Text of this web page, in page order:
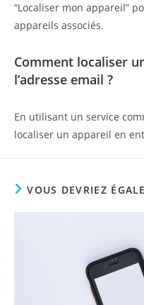
“Localiser mon appareil”
appareils associés.
Comment localiser
l’adresse email ?
En utilisant un service
localiser un appareil en
VOUS DEVRIEZ